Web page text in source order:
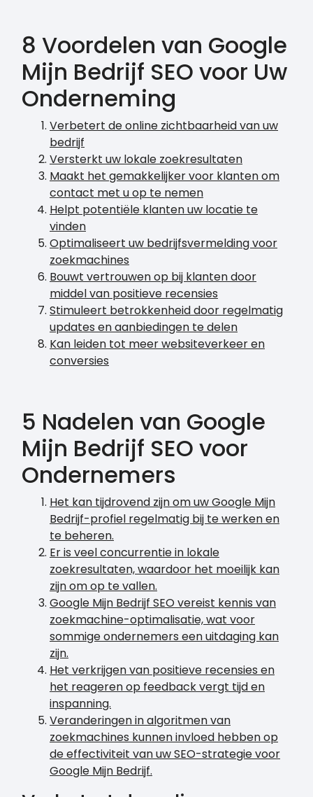
8 Voordelen van Google
Mijn Bedrijf SEO voor Uw
Onderneming
Verbetert de online zichtbaarheid van uw
bedrijf
Versterkt uw lokale zoekresultaten
Maakt het gemakkelijker voor klanten om
contact met u op te nemen
Helpt potentiële klanten uw locatie te
vinden
Optimaliseert uw bedrijfsvermelding voor
zoekmachines
Bouwt vertrouwen op bij klanten door
middel van positieve recensies
Stimuleert betrokkenheid door regelmatig
updates en aanbiedingen te delen
Kan leiden tot meer websiteverkeer en
conversies
5 Nadelen van Google
Mijn Bedrijf SEO voor
Ondernemers
Het kan tijdrovend zijn om uw Google Mijn
Bedrijf-profiel regelmatig bij te werken en
te beheren.
Er is veel concurrentie in lokale
zoekresultaten, waardoor het moeilijk kan
zijn om op te vallen.
Google Mijn Bedrijf SEO vereist kennis van
zoekmachine-optimalisatie, wat voor
sommige ondernemers een uitdaging kan
zijn.
Het verkrijgen van positieve recensies en
het reageren op feedback vergt tijd en
inspanning.
Veranderingen in algoritmen van
zoekmachines kunnen invloed hebben op
de effectiviteit van uw SEO-strategie voor
Google Mijn Bedrijf.